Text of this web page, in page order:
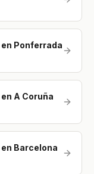
Ponferrada
A Coruña
Barcelona